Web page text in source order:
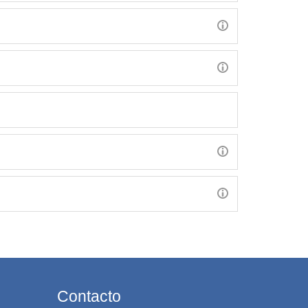
Contacto